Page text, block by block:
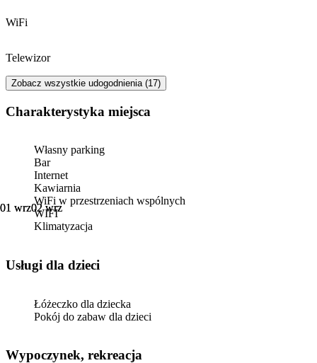
01 wrz02 wrz
01 wrz02 wrz
WiFi
Telewizor
Zobacz wszystkie udogodnienia (17)
Charakterystyka miejsca
Własny parking
Bar
Internet
Kawiarnia
WiFi w przestrzeniach wspólnych
WIFI
Klimatyzacja
usługi dla dzieci
Łóżeczko dla dziecka
Pokój do zabaw dla dzieci
Wypoczynek, rekreacja